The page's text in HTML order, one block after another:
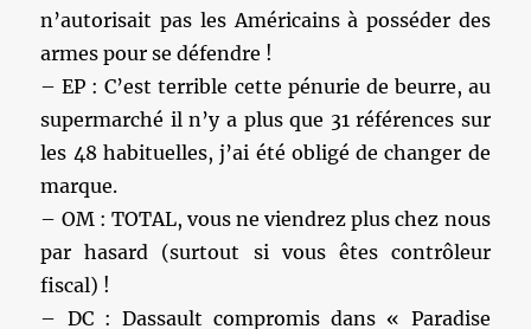
n’autorisait pas les Américains à posséder des
armes pour se défendre !
– EP : C’est terrible cette pénurie de beurre, au
supermarché il n’y a plus que 31 références sur
les 48 habituelles, j’ai été obligé de changer de
marque.
– OM : TOTAL, vous ne viendrez plus chez nous
par hasard (surtout si vous êtes contrôleur
fiscal) !
– DC : Dassault compromis dans « Paradise